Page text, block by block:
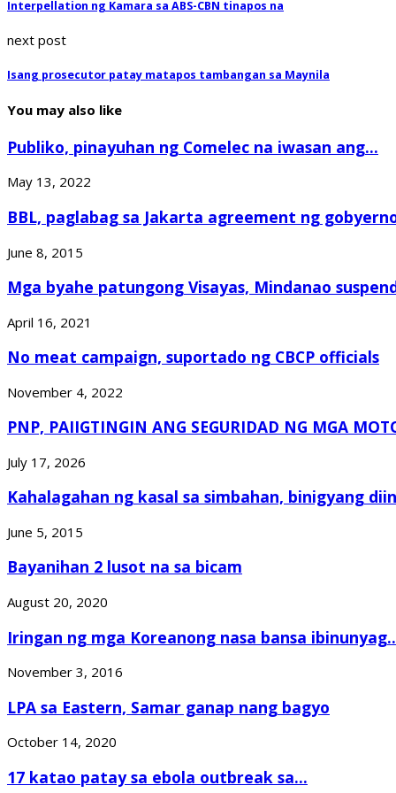
Interpellation ng Kamara sa ABS-CBN tinapos na
next post
Isang prosecutor patay matapos tambangan sa Maynila
You may also like
Publiko, pinayuhan ng Comelec na iwasan ang...
May 13, 2022
BBL, paglabag sa Jakarta agreement ng
June 8, 2015
Mga byahe patungong Visayas, Mindanao
April 16, 2021
No meat campaign, suportado ng CBCP officials
November 4, 2022
PNP, PAIIGTINGIN ANG SEGURIDAD NG MGA
July 17, 2026
Kahalagahan ng kasal sa simbahan, binigyang
June 5, 2015
Bayanihan 2 lusot na sa bicam
August 20, 2020
Iringan ng mga Koreanong nasa bansa
November 3, 2016
LPA sa Eastern, Samar ganap nang bagyo
October 14, 2020
17 katao patay sa ebola outbreak sa...